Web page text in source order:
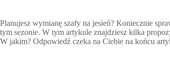
Planujesz wymianę szafy na jesień? Koniecznie
tym sezonie. W tym artykule znajdziesz kilka
W jakim? Odpowiedź czeka na Ciebie na końcu